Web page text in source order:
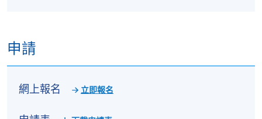
申請
網上報名 立即報名